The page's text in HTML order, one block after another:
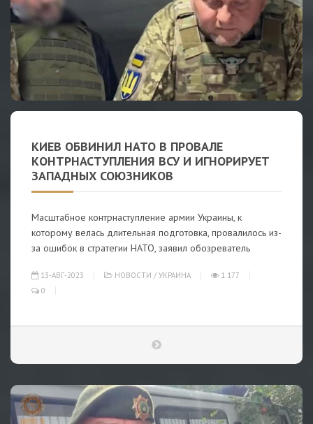
КИЕВ ОБВИНИЛ НАТО В ПРОВАЛЕ
КОНТРНАСТУПЛЕНИЯ ВСУ И ИГНОРИРУЕТ
ЗАПАДНЫХ СОЮЗНИКОВ
Масштабное контрнаступление армии Украины, к
которому велась длительная подготовка, провалилось из-
за ошибок в стратегии НАТО, заявил обозреватель
13-АВГ-2023 НОВОСТИ / УКРАИНА
1 177
0